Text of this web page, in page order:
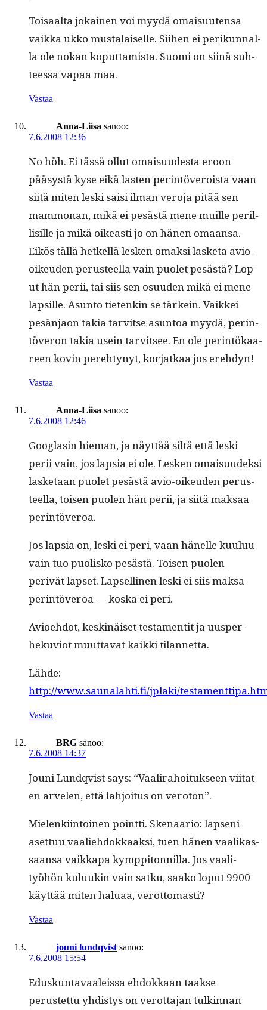
Toisaal­ta jokainen voi myy­dä omaisuuten­sa
vaik­ka ukko musta­laiselle. Siihen ei perikun­nal­
la ole nokan kop­ut­tamista. Suo­mi on siinä suh­
teessa vapaa maa.
Vastaa
Anna-Liisa sanoo:
7.6.2008 12:36
No höh. Ei tässä ollut omaisu­ud­es­ta eroon
pääsys­tä kyse eikä las­ten per­in­töveroista vaan
siitä miten les­ki saisi ilman vero­ja pitää sen
mam­mo­nan, mikä ei pesästä mene muille per­il­
lisille ja mikä oikeasti jo on hänen omaansa.
Eikös täl­lä het­kel­lä lesken omak­si las­ke­ta avio-
oikeu­den perus­teel­la vain puo­let pesästä? Lop­
ut hän perii, tai siis sen osu­u­den mikä ei mene
lap­sille. Asun­to tietenkin se tärkein. Vaikkei
pesän­jaon takia tarvitse asun­toa myy­dä, per­in­
töveron takia usein tarvit­see. En ole per­in­tökaa­
reen kovin pere­htynyt, kor­jatkaa jos erehdyn!
Vastaa
Anna-Liisa sanoo:
7.6.2008 12:46
Goo­glasin hie­man, ja näyt­tää siltä että les­ki
perii vain, jos lap­sia ei ole. Lesken omaisu­udek­si
las­ke­taan puo­let pesästä avio-oikeu­den perus­
teel­la, toisen puolen hän perii, ja siitä mak­saa
perintöveroa.
Jos lap­sia on, les­ki ei peri, vaan hänelle kuu­luu
vain tuo puolisko pesästä. Toisen puolen
perivät lapset. Lapselli­nen les­ki ei siis mak­sa
per­in­töveroa — kos­ka ei peri.
Avioe­hdot, keskinäiset tes­ta­men­tit ja uus­per­
heku­viot muut­ta­vat kaik­ki tilannetta.
Lähde:
http://www.saunalahti.fi/jplaki/
Vastaa
BRG sanoo:
7.6.2008 14:37
Jouni Lundqvist says: “Vaali­ra­hoituk­seen viitat­
en arve­len, että lahjoi­tus on veroton”.
Mie­lenki­in­toinen point­ti. Ske­naario: lapseni
aset­tuu vaaliehdokkaak­si, tuen hänen vaa­likas­
saansa vaikka­pa kymp­pi­ton­nil­la. Jos vaal­i­
työhön kuluukin vain satku, saako lop­ut 9900
käyt­tää miten halu­aa, verottomasti?
Vastaa
jouni lundqvist sanoo:
7.6.2008 15:54
Eduskun­tavaaleis­sa ehdokkaan taakse
perustet­tu yhdis­tys on verot­ta­jan tulkin­nan